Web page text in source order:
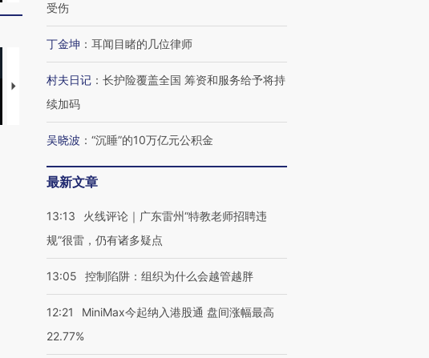
视线｜全球最热百城独占
97个 印度如何熬过48°C
视线｜不考竞赛的王虹、
受伤
丁金坤 ： 耳闻目睹的几位律师
村夫日记 ： 长护险覆盖全国 筹资和服务给予将持
续加码
吴晓波 ： “沉睡”的10万亿元公积金
最新文章
13:13
火线评论｜广东雷州“特教老师招聘违
规”很雷，仍有诸多疑点
13:05 控制陷阱：组织为什么会越管越胖
12:21
MiniMax今起纳入港股通 盘间涨幅最高
22.77%